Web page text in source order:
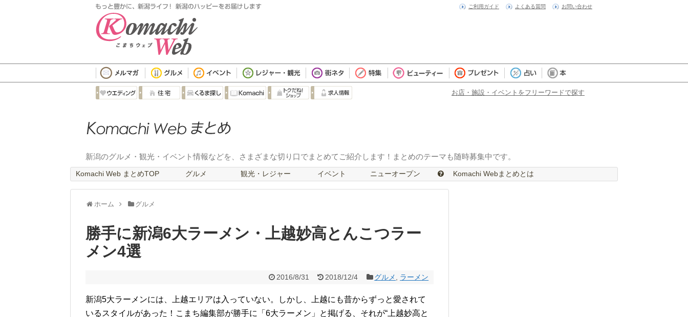
ご利用ガイド よくある質問 お問い合わせ
お店・施設・イベントをフリーワードで探す
新潟のグルメ・観光・イベント情報などを、さまざまな切り口でまとめてご紹介します！まとめのテーマも随時募集中です。
Komachi Web まとめTOP グルメ 観光・レジャー イベント ニューオープン Komachi Webまとめとは
ホーム グルメ
勝手に新潟6大ラーメン・上越妙高とんこつラー
メン4選
2016/8/31 2018/12/4 グルメ ラーメン
新潟5大ラーメンには、上越エリアは入っていない。しかし、上越にも昔からずっと愛されて
いるスタイルがあった！こまち編集部が勝手に「6大ラーメン」と掲げる、それが“上越妙高と